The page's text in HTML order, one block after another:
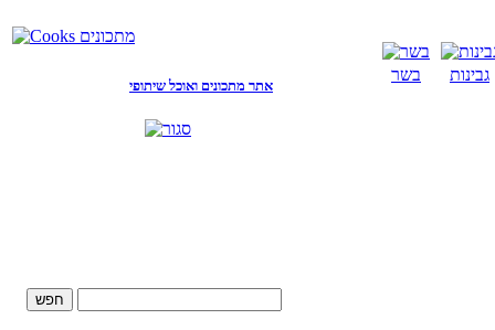
אתר מתכונים ואוכל שיתופי
בשר גבינות